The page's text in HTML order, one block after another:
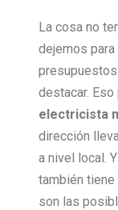
La cosa no
dejemos
destacar. Eso
electricista
dirección
a nivel local.
también
son las